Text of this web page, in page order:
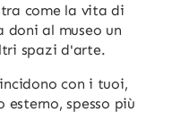
come la vita di
doni al museo un
spazi d'arte.
con i tuoi,
spesso più